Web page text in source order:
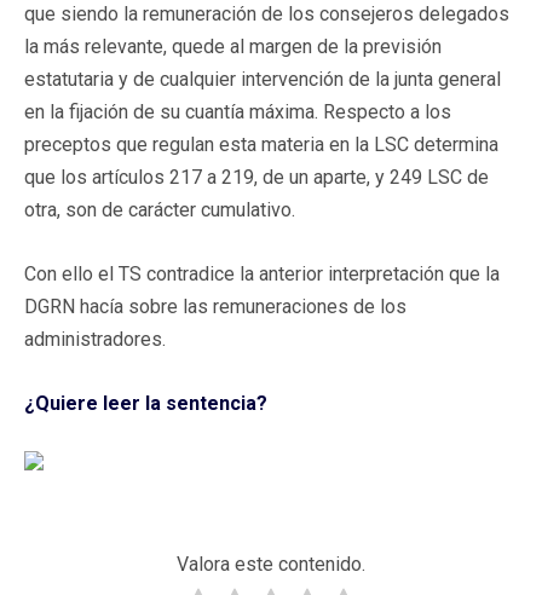
que siendo la remuneración de los consejeros delegados
la más relevante, quede al margen de la previsión
estatutaria y de cualquier intervención de la junta general
en la fijación de su cuantía máxima. Respecto a los
preceptos que regulan esta materia en la LSC determina
que los artículos 217 a 219, de un aparte, y 249 LSC de
otra, son de carácter cumulativo.
Con ello el TS contradice la anterior interpretación que la
DGRN hacía sobre las remuneraciones de los
administradores.
¿Quiere leer la sentencia?
Valora este contenido.